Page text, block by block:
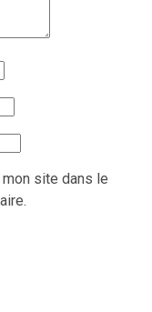
site dans le